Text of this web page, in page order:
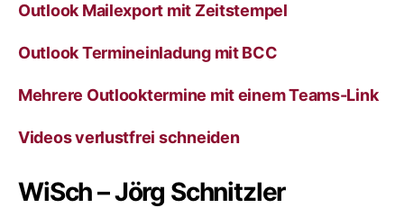
Outlook Mailexport mit Zeitstempel
Outlook Termineinladung mit BCC
Mehrere Outlooktermine mit einem Teams-Link
Videos verlustfrei schneiden
WiSch – Jörg Schnitzler